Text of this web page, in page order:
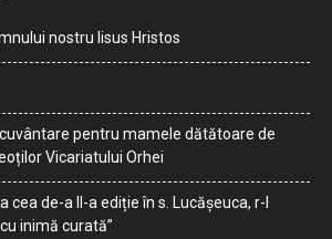
nostru Iisus Hristos
pentru mamele dătătoare de
Vicariatului Orhei
cea de-a II-a ediție în s. Lucășeuca, r-l
inimă curată”